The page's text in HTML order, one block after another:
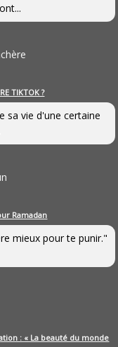
TIKTOK ?
sa vie d'une certaine
Ramadan
mieux pour te punir."
: « La beauté du monde